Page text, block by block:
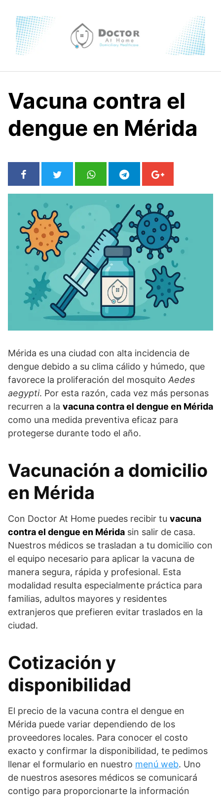
content
Vacuna contra el
dengue en Mérida
Mérida es una ciudad con alta incidencia de
dengue debido a su clima cálido y húmedo, que
favorece la proliferación del mosquito Aedes
aegypti. Por esta razón, cada vez más personas
recurren a la vacuna contra el dengue en Mérida
como una medida preventiva eficaz para
protegerse durante todo el año.
Vacunación a domicilio
en Mérida
Con Doctor At Home puedes recibir tu vacuna
contra el dengue en Mérida sin salir de casa.
Nuestros médicos se trasladan a tu domicilio con
el equipo necesario para aplicar la vacuna de
manera segura, rápida y profesional. Esta
modalidad resulta especialmente práctica para
familias, adultos mayores y residentes
extranjeros que prefieren evitar traslados en la
ciudad.
Cotización y
disponibilidad
El precio de la vacuna contra el dengue en
Mérida puede variar dependiendo de los
proveedores locales. Para conocer el costo
exacto y confirmar la disponibilidad, te pedimos
llenar el formulario en nuestro menú web. Uno
de nuestros asesores médicos se comunicará
contigo para proporcionarte la información